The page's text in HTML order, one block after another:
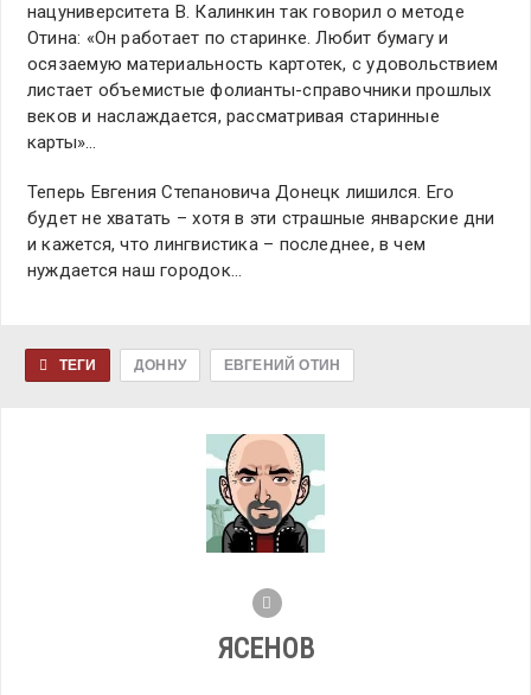
нацуниверситета В. Калинкин так говорил о методе
Отина: «Он работает по старинке. Любит бумагу и
осязаемую материальность картотек, с удовольствием
листает объемистые фолианты-справочники прошлых
веков и наслаждается, рассматривая старинные
карты»…
Теперь Евгения Степановича Донецк лишился. Его
будет не хватать – хотя в эти страшные январские дни
и кажется, что лингвистика – последнее, в чем
нуждается наш городок…
ТЕГИ ДОННУ ЕВГЕНИЙ ОТИН
ЯСЕНОВ